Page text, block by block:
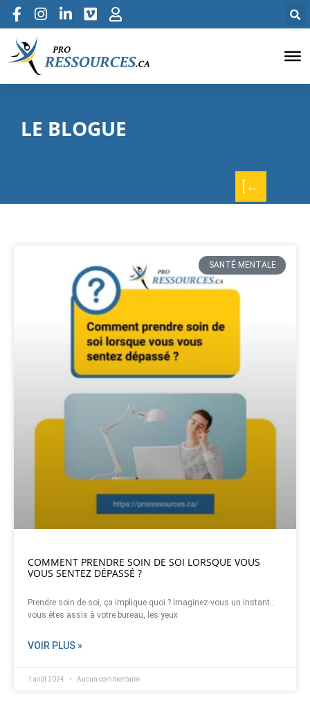
LE BLOGUE
[←
SANTÉ MENTALE
COMMENT PRENDRE SOIN DE SOI LORSQUE VOUS
VOUS SENTEZ DÉPASSÉ ?
Prendre soin de soi, ça implique quoi ? Imaginez-vous un instant :
vous êtes assis à votre bureau, les yeux
VOIR PLUS »
1 août 2024 Aucun commentaire